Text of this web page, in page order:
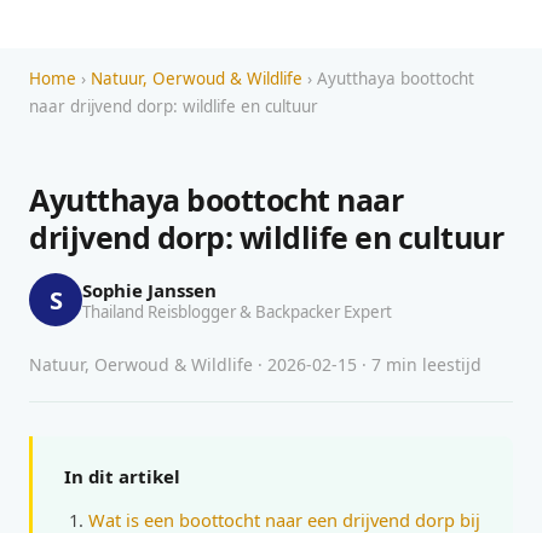
Home › Natuur, Oerwoud & Wildlife › Ayutthaya boottocht
naar drijvend dorp: wildlife en cultuur
Ayutthaya boottocht naar
drijvend dorp: wildlife en cultuur
S Sophie Janssen
Thailand Reisblogger & Backpacker Expert
Natuur, Oerwoud & Wildlife · 2026-02-15 · 7 min leestijd
In dit artikel
Wat is een boottocht naar een drijvend dorp bij